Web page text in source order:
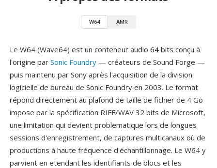
W64 AMR
Le W64 (Wave64) est un conteneur audio 64 bits conçu à
l'origine par Sonic Foundry — créateurs de Sound Forge —
puis maintenu par Sony après l'acquisition de la division
logicielle de bureau de Sonic Foundry en 2003. Le format
répond directement au plafond de taille de fichier de 4 Go
impose par la spécification RIFF/WAV 32 bits de Microsoft,
une limitation qui devient problematique lors de longues
sessions d'enregistrement, de captures multicanaux où de
productions à haute fréquence d'échantillonnage. Le W64 y
parvient en etendant les identifiants de blocs et les